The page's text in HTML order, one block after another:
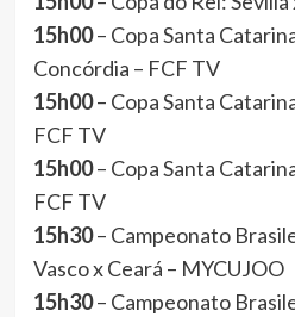
15h00– Copa Santa
Concórdia – FCF TV
15h00– Copa Santa
FCF TV
15h00– Copa Santa
FCF TV
15h30– Campeonato
Vasco x Ceará – MYCUJOO
15h30– Campeonato